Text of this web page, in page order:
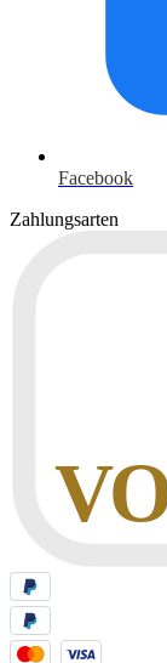
Facebook
Zahlungsarten